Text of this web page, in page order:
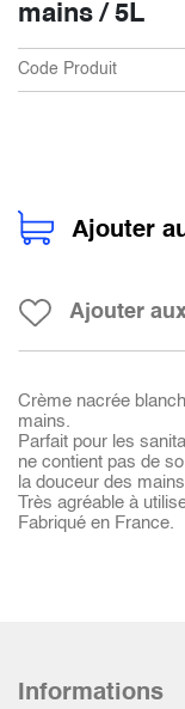
mains / 5L
Code Produit
Ajouter
Ajouter
Crème nacrée
mains.
Parfait pour les
ne contient pas de
la douceur des
Très agréable à
Fabriqué en France.
Informations